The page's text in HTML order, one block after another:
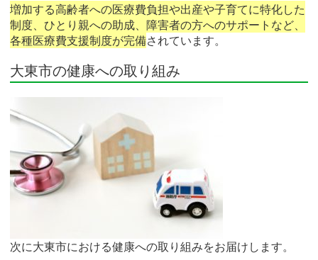
増加する高齢者への医療費負担や出産や子育てに特化した
制度、ひとり親への助成、障害者の方へのサポートなど、
各種医療費支援制度が完備されています。
大東市の健康への取り組み
次に大東市における健康への取り組みをお届けします。